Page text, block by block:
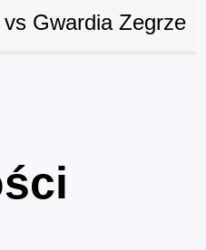
Gwardia Zegrze